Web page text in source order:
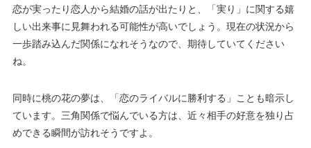
恋が実ったり恋人から結婚の話が出たりと、「実り」に関する嬉
しい出来事に見舞われる可能性が高いでしょう。現在の状況から
一歩踏み込んだ関係になれそうなので、期待していてください
ね。
同時に桃の花の夢は、「恋のライバルに勝利する」ことも暗示し
ています。三角関係で悩んでいる方は、近々相手の好意を独り占
めできる瞬間が訪れそうですよ。